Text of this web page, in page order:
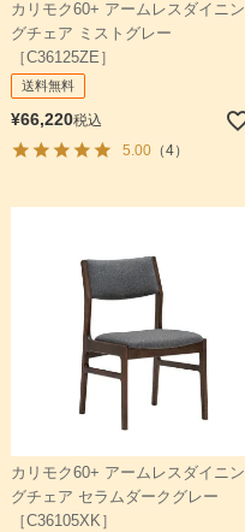
カリモク60+ アームレスダイニン
グチェア ミストグレー
［C36125ZE］
送料無料
¥66,220税込
5.00（4）
カリモク60+ アームレスダイニン
グチェア セラムダークグレー
［C36105XK］